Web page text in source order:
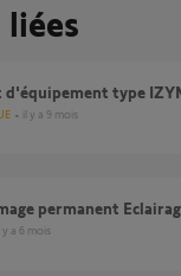
d'équipement type
il y a 9 mois
permanent
il y a 6 mois